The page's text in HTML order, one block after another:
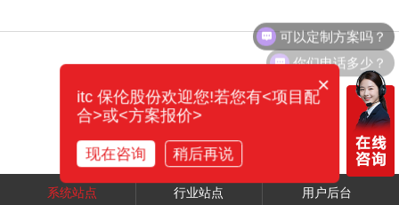
系统站点 行业站点 用户后台
可以定制方案吗？
你们电话多少？
×
itc 保伦股份欢迎您!若您有<项目配
合>或<方案报价>
现在咨询 稍后再说